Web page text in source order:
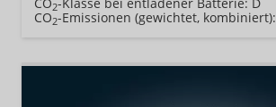
CO2-Klasse bei entladener Batterie: D
CO2-Emissionen (gewichtet, kombiniert):